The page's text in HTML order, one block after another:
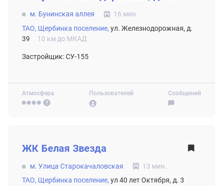
Атмосфера Пользователей Сообщений
м. Бунинская аллея
16 мин.
ТАО, Щербинка поселение, ул. Железнодорожная, д.
39
10 км до МКАД
Застройщик: СУ-155
ЖК Белая Звезда
м. Улица Старокачаловская
13 мин.
ТАО, Щербинка поселение, ул 40 лет Октября, д. 3